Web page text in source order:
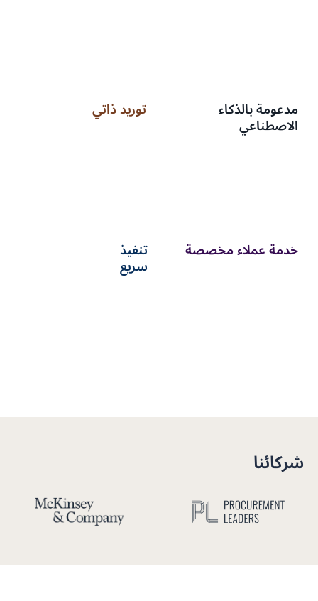
مدعومة بالذكاء
الاصطناعي
توريد ذاتي
خدمة عملاء مخصصة تنفيذ
سريع
شركائنا